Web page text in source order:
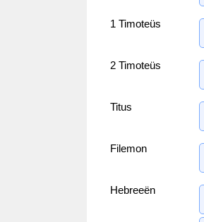
1 Timoteüs
2 Timoteüs
Titus
Filemon
Hebreeën